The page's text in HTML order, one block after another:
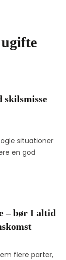
skilsmisse
situationer
en god
– bør I altid
flere parter,